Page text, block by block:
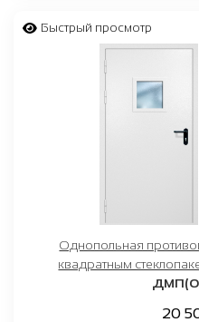
Быстрый просмотр
Однопольная
квадратным
20